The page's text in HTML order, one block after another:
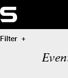
Filter